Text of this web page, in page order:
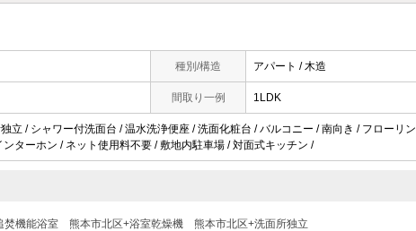
種別/構造 アパート / 木造
間取り一例 1LDK
立 / シャワー付洗面台 / 温水洗浄便座 / 洗面化粧台 / バルコニー / 南向き / フローリン
ターホン / ネット使用料不要 / 敷地内駐車場 / 対面式キッチン /
焚機能浴室 熊本市北区+浴室乾燥機 熊本市北区+洗面所独立